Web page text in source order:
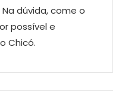
dúvida, come o
possível e
Chicó.